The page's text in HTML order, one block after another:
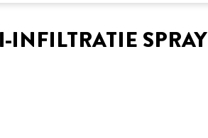
INFILTRATIE SPRAY